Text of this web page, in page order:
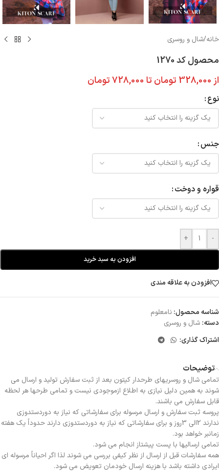
خانه/شال و روسری
محصول کد 1270
از 328,000 تومان تا 728,000تومان
نوع
جنس
قواره و دوخت
-
+
افزودن به سبد خرید
افزودن به علاقه مندی
شناسه محصول: نامعلوم
دسته: شال و روسری
اشتراک گذاری:
توضیحات
تمامی شال و روسریهای طرحدار کیتون بعد از ثبت سفارش تولید و ارسال می
شوند به همین دلیل نیازی به اطلاع ازموجودی نیست و تمامی طرحها هر لحظه
قابل سفارش می باشند.
پروسه ثبت سفارش و ارسال مرسوله برای سفارشاتی که نیاز به دوردستدوزی
ندارند 2الی 3روز و برای سفارشاتی که نیاز به دوردستدوزی دارند حدوداً یک هفته
زمانبر خواهد بود.
تمامی ارسالیها با پست پیشتاز انجام می شود.
همه سفارشات قبل از ارسال از نظر کیفی بررسی می شوند لذا اگر احیاناً مرسوله ای
ایرادی داشته باشد با هزینه ارسال خودمان تعویض می شود.